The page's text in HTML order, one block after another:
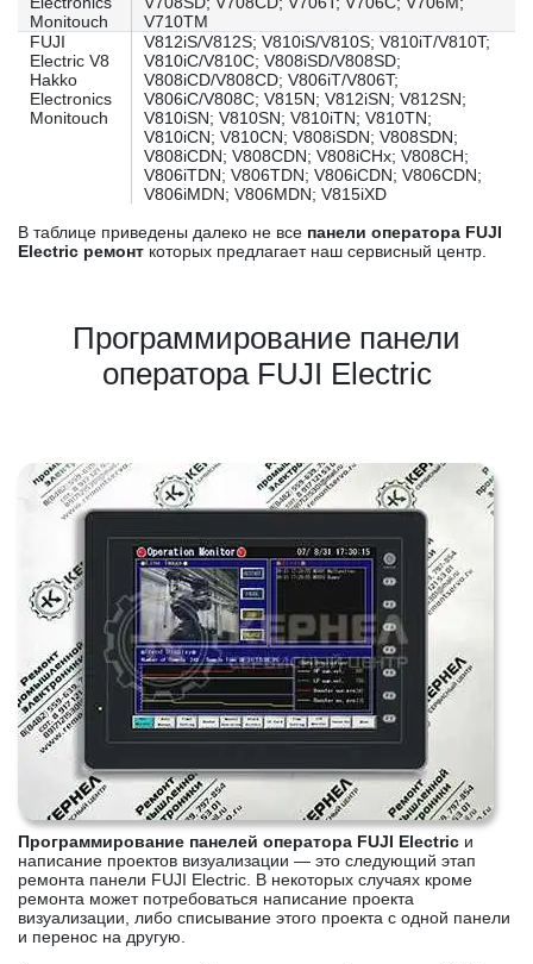
Monitouch
V710TM
FUJI
Electric V8
Hakko
Electronics
Monitouch
V812iS/V812S; V810iS/V810S; V810iT/V810T;
V810iC/V810C; V808iSD/V808SD;
V808iCD/V808CD; V806iT/V806T;
V806iC/V808C; V815N; V812iSN; V812SN;
V810iSN; V810SN; V810iTN; V810TN;
V810iCN; V810CN; V808iSDN; V808SDN;
V808iCDN; V808CDN; V808iCHx; V808CH;
V806iTDN; V806TDN; V806iCDN; V806CDN;
V806iMDN; V806MDN; V815iXD
В таблице приведены далеко не все панели оператора FUJI
Electric ремонт которых предлагает наш сервисный центр.
Программирование панели
оператора FUJI Electric
Программирование панелей оператора FUJI Electric и
написание проектов визуализации — это следующий этап
ремонта панели FUJI Electric. В некоторых случаях кроме
ремонта может потребоваться написание проекта
визуализации, либо списывание этого проекта с одной панели
и перенос на другую.